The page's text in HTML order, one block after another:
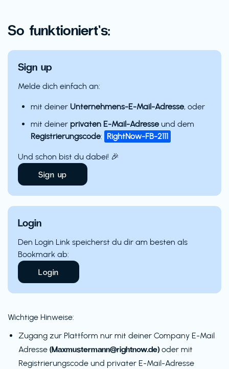
So funktioniert’s:
Sign up
Melde dich einfach an:
mit deiner Unternehmens-E-Mail-Adresse, oder
mit deiner privaten E-Mail-Adresse und dem
Registrierungscode: RightNow-FB-2111
Und schon bist du dabei! 🎉
Sign up
Login
Den Login Link speicherst du dir am besten als
Bookmark ab:
Login
Wichtige Hinweise:
Zugang zur Plattform nur mit deiner Company E-Mail
Adresse (Maxmustermann@rightnow.de) oder mit
Registrierungscode und privater E-Mail-Adresse